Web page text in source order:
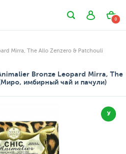
0
Mirra, The Allo Zenzero & Patchouli
Bronze Leopard Mirra, The
имбирный чай и пачули)
У